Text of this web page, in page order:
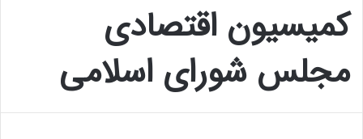
کمیسیون اقتصادی
مجلس شورای اسلامی